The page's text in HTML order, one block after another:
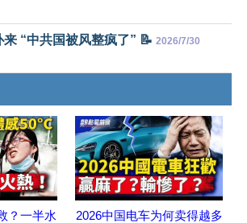
“中共国被风整疯了” 📝 2026/7/30
？一半水
2026中国电车为何卖得越多